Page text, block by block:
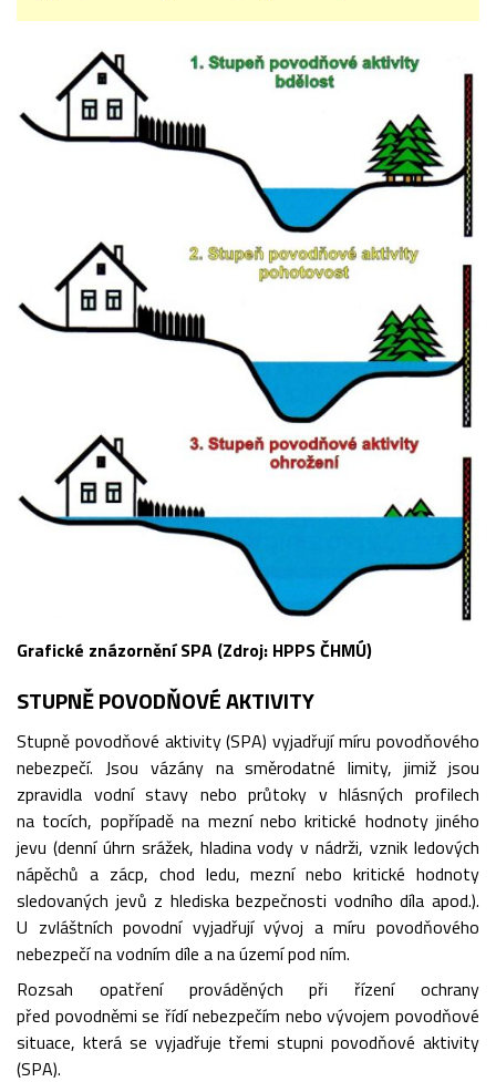
Grafické znázornění SPA (Zdroj: HPPS ČHMÚ)
STUPNĚ POVODŇOVÉ AKTIVITY
Stupně povodňové aktivity (SPA) vyjadřují míru povodňového
nebezpečí. Jsou vázány na směrodatné limity, jimiž jsou
zpravidla vodní stavy nebo průtoky v hlásných profilech
na tocích, popřípadě na mezní nebo kritické hodnoty jiného
jevu (denní úhrn srážek, hladina vody v nádrži, vznik ledových
nápěchů a zácp, chod ledu, mezní nebo kritické hodnoty
sledovaných jevů z hlediska bezpečnosti vodního díla apod.).
U zvláštních povodní vyjadřují vývoj a míru povodňového
nebezpečí na vodním díle a na území pod ním.
Rozsah opatření prováděných při řízení ochrany
před povodněmi se řídí nebezpečím nebo vývojem povodňové
situace, která se vyjadřuje třemi stupni povodňové aktivity
(SPA).